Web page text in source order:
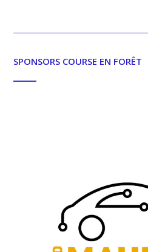
SPONSORS COURSE EN FORÊT